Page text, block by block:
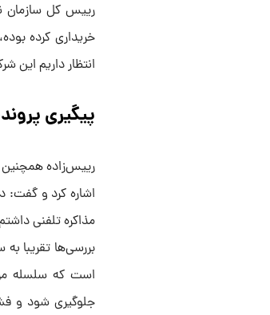
رییس کل سازمان
خریداری کرده
انتظار داریم
پیگیری
رییس‌زاده
اشاره کرد و گفت:
مذاکره تلفنی
بررسی‌ها تقریبا
است که سلسله
جلوگیری شود و